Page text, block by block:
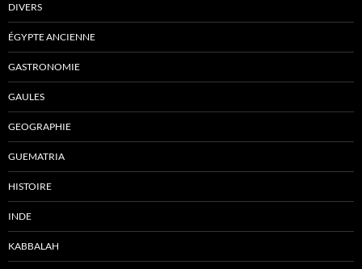
DIVERS
ÉGYPTE ANCIENNE
GASTRONOMIE
GAULES
GEOGRAPHIE
GUEMATRIA
HISTOIRE
INDE
KABBALAH